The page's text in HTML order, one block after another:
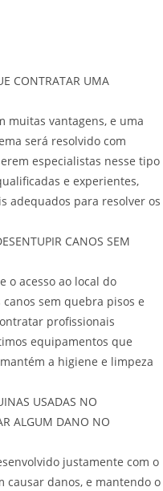
CONTRATAR UMA
muitas vantagens, e uma
será resolvido com
especialistas nesse tipo
e experientes,
adequados para resolver os
CANOS SEM
o acesso ao local do
sem quebra pisos e
profissionais
equipamentos que
a higiene e limpeza
USADAS NO
ALGUM DANO NO
justamente com o
causar danos, e mantendo o